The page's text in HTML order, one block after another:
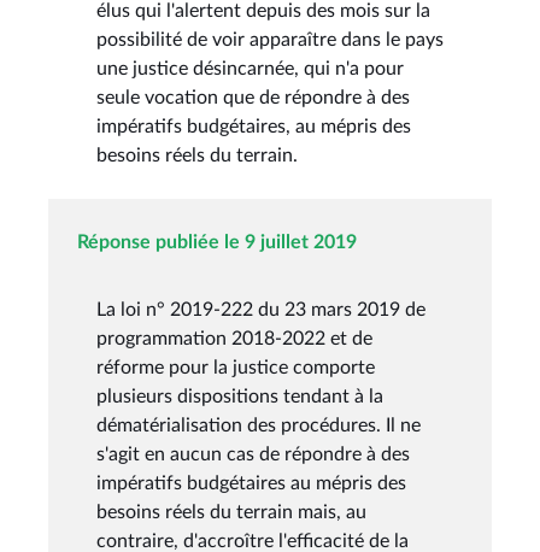
élus qui l'alertent depuis des mois sur la
possibilité de voir apparaître dans le pays
une justice désincarnée, qui n'a pour
seule vocation que de répondre à des
impératifs budgétaires, au mépris des
besoins réels du terrain.
Réponse publiée le 9 juillet 2019
La loi n° 2019-222 du 23 mars 2019 de
programmation 2018-2022 et de
réforme pour la justice comporte
plusieurs dispositions tendant à la
dématérialisation des procédures. Il ne
s'agit en aucun cas de répondre à des
impératifs budgétaires au mépris des
besoins réels du terrain mais, au
contraire, d'accroître l'efficacité de la